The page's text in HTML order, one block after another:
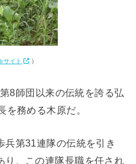
サイト ）
8師団以来の伝統を誇る弘
を務める木原だ。
兵第31連隊の伝統を引き
り、この連隊長職を任され